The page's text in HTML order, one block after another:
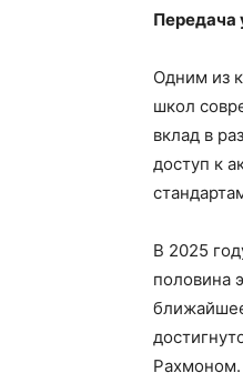
Передача
Одним из
школ
вклад в
доступ к
В 2025
половина